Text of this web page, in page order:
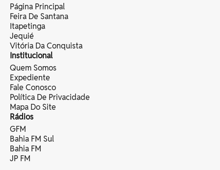
Página Principal
Feira De Santana
Itapetinga
Jequié
Vitória Da Conquista
Institucional
Quem Somos
Expediente
Fale Conosco
Política De Privacidade
Mapa Do Site
Rádios
GFM
Bahia FM Sul
Bahia FM
JP FM